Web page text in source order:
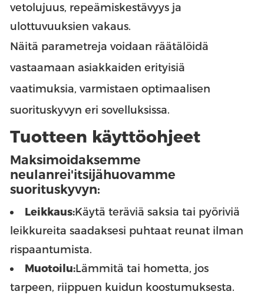
vetolujuus, repeämiskestävyys ja
ulottuvuuksien vakaus.
Näitä parametreja voidaan räätälöidä
vastaamaan asiakkaiden erityisiä
vaatimuksia, varmistaen optimaalisen
suorituskyvyn eri sovelluksissa.
Tuotteen käyttöohjeet
Maksimoidaksemme
neulanrei'itsijähuovamme
suorituskyvyn:
Leikkaus:Käytä teräviä saksia tai pyöriviä
leikkureita saadaksesi puhtaat reunat ilman
rispaantumista.
Muotoilu:Lämmitä tai hometta, jos
tarpeen, riippuen kuidun koostumuksesta.